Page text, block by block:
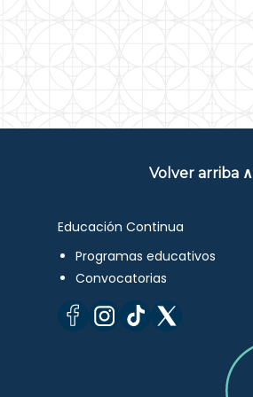
Volver arriba ∧
Educación Continua
Programas educativos
Convocatorias